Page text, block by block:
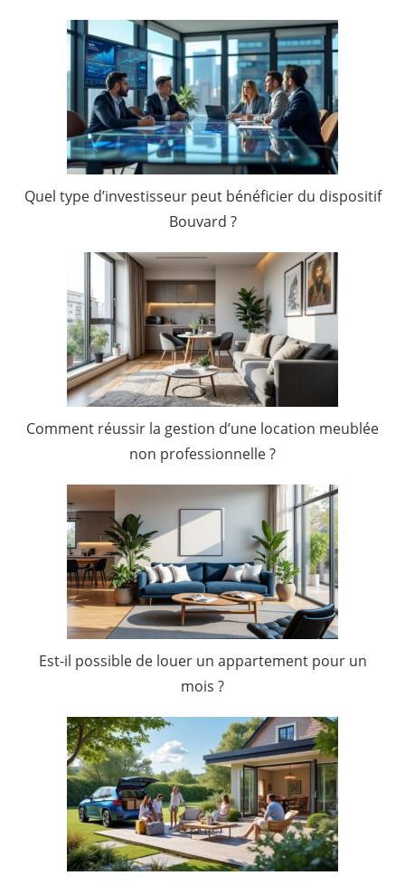
Quel type d’investisseur peut bénéficier du dispositif
Bouvard ?
Comment réussir la gestion d’une location meublée
non professionnelle ?
Est-il possible de louer un appartement pour un
mois ?